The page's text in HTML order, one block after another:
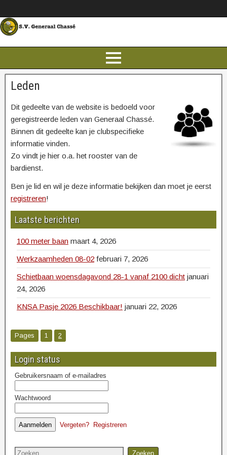
Leden
Dit gedeelte van de website is bedoeld voor
geregistreerde leden van Generaal Chassé.
Binnen dit gedeelte kan je clubspecifieke
informatie vinden.
Zo vindt je hier o.a. het rooster van de
bardienst.
Ben je lid en wil je deze informatie bekijken dan moet je eerst
registreren!
Laatste berichten
100 meter baan maart 4, 2026
Werkzaamheden 08-02 februari 7, 2026
Schietbaan woensdagavond 28-1 vanaf 2100 dicht januari
24, 2026
KNSA Pasje 2026 Beschikbaar! januari 22, 2026
Pages 1 2
Login status
Gebruikersnaam of e-mailadres
Wachtwoord
Vergeten? Registreren